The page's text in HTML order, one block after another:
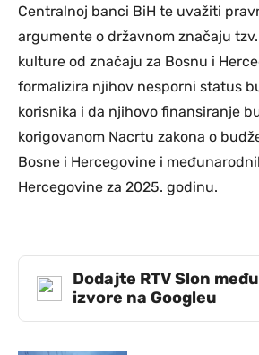
Centralnoj banci BiH te uvažiti
argumente o državnom značaju
kulture od značaju za Bosnu i
formalizira njihov nesporni status
korisnika i da njihovo finansiranje
korigovanom Nacrtu zakona o
Bosne i Hercegovine i
Hercegovine za 2025. godinu.
Dodajte RTV Slon
izvore na Googleu